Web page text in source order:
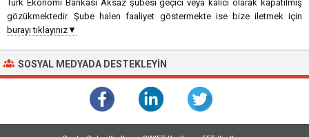
Türk Ekonomi Bankası Aksaz şubesi geçici veya kalıcı olarak kapatılmış
gözükmektedir. Şube halen faaliyet göstermekte ise bize iletmek için
burayı tıklayınız▼
SOSYAL MEDYADA DESTEKLEYIN